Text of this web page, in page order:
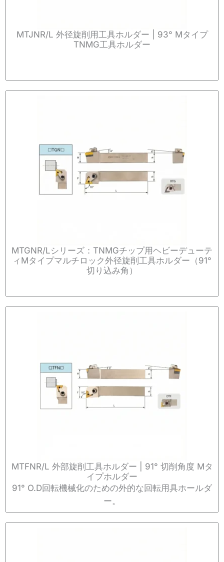
MTJNR/L 外径旋削用工具ホルダー | 93° Mタイプ
TNMG工具ホルダー
MTGNR/Lシリーズ：TNMGチップ用ヘビーデューテ
ィMタイプマルチロック外径旋削工具ホルダー（91°
切り込み角）
MTFNR/L 外部旋削工具ホルダー | 91° 切削角度 Mタ
イプホルダー
91° O.D回転機械化のための外的な回転用具ホールダ
ー。